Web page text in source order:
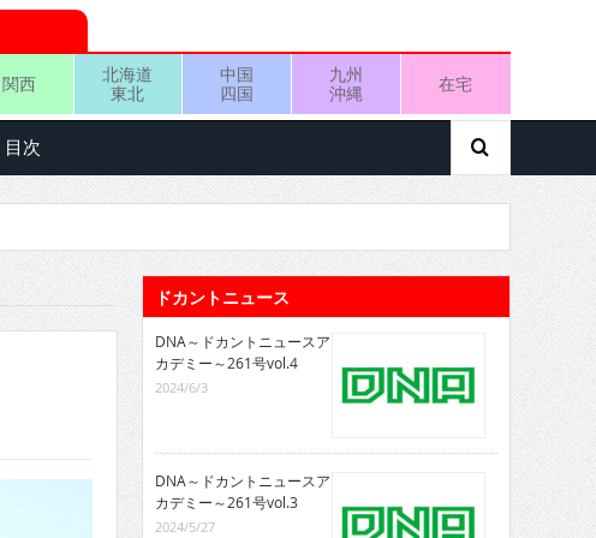
関西
北海道
東北
中国
四国
九州
沖縄
在宅
目次
ドカントニュース
DNA～ドカントニュースア
カデミー～261号vol.4
2024/6/3
DNA～ドカントニュースア
カデミー～261号vol.3
2024/5/27